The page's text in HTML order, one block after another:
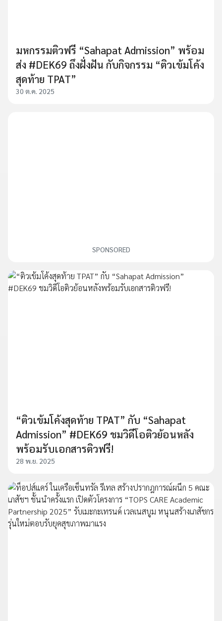
มหกรรมติวฟรี “Sahapat Admission” พร้อม
ส่ง #DEK69 ถึงฝั่งฝัน กับกิจกรรม “ติวเข้มโค้ง
สุดท้าย TPAT”
30 ต.ค. 2025
SPONSORED
“ติวเข้มโค้งสุดท้าย TPAT” กับ “Sahapat
Admission” #DEK69 ชมวิดีโอติวย้อนหลัง
พร้อมรับเอกสารติวฟรี!
28 พ.ย. 2025